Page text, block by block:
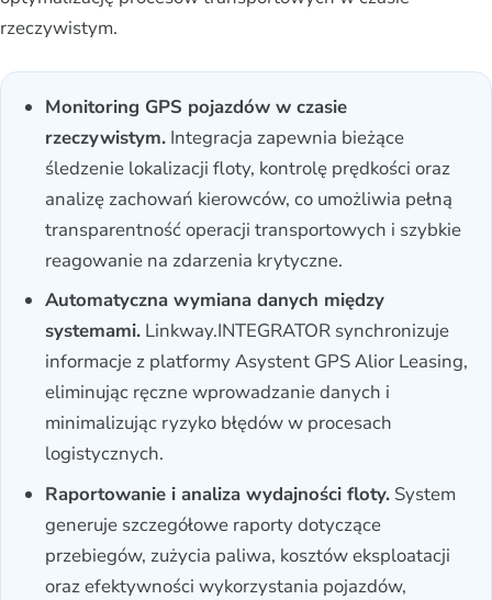
rzeczywistym.
Monitoring GPS pojazdów w czasie
rzeczywistym. Integracja zapewnia bieżące
śledzenie lokalizacji floty, kontrolę prędkości oraz
analizę zachowań kierowców, co umożliwia pełną
transparentność operacji transportowych i szybkie
reagowanie na zdarzenia krytyczne.
Automatyczna wymiana danych między
systemami. Linkway.INTEGRATOR synchronizuje
informacje z platformy Asystent GPS Alior Leasing,
eliminując ręczne wprowadzanie danych i
minimalizując ryzyko błędów w procesach
logistycznych.
Raportowanie i analiza wydajności floty. System
generuje szczegółowe raporty dotyczące
przebiegów, zużycia paliwa, kosztów eksploatacji
oraz efektywności wykorzystania pojazdów,